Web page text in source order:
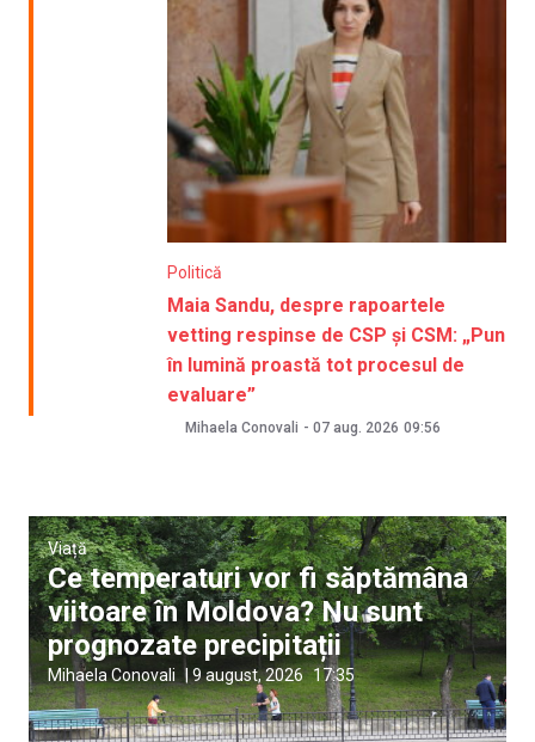
Politică
Maia Sandu, despre rapoartele
vetting respinse de CSP și CSM: „Pun
în lumină proastă tot procesul de
evaluare”
Mihaela Conovali - 07 aug. 2026 09:56
Viață
Ce temperaturi vor fi săptămâna
viitoare în Moldova? Nu sunt
prognozate precipitații
Mihaela Conovali | 9 august, 2026 17:35